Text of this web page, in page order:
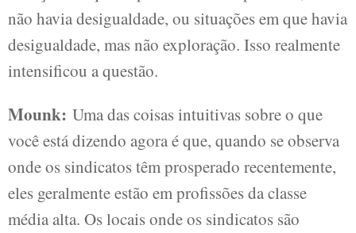
não havia desigualdade, ou situações em que havia
desigualdade, mas não exploração. Isso realmente
intensificou a questão.
Mounk: Uma das coisas intuitivas sobre o que
você está dizendo agora é que, quando se observa
onde os sindicatos têm prosperado recentemente,
eles geralmente estão em profissões da classe
média alta. Os locais onde os sindicatos são